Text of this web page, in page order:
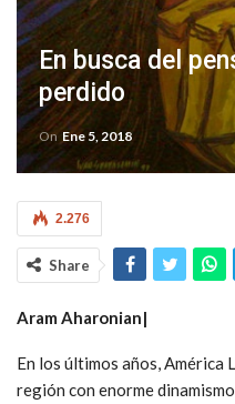
En busca del
perdido
On Ene 5, 2018
2.276
Share
Aram Aharonian|
En los últimos años, América
región con enorme